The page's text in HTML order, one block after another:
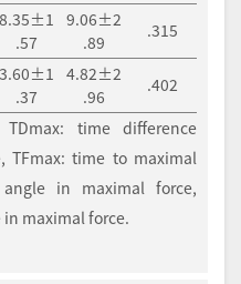
8.35±1
.57
9.06±2
.89
.315
3.60±1
.37
4.82±2
.96
.402
time difference
TFmax: time to maximal
in maximal force,
maximal force.